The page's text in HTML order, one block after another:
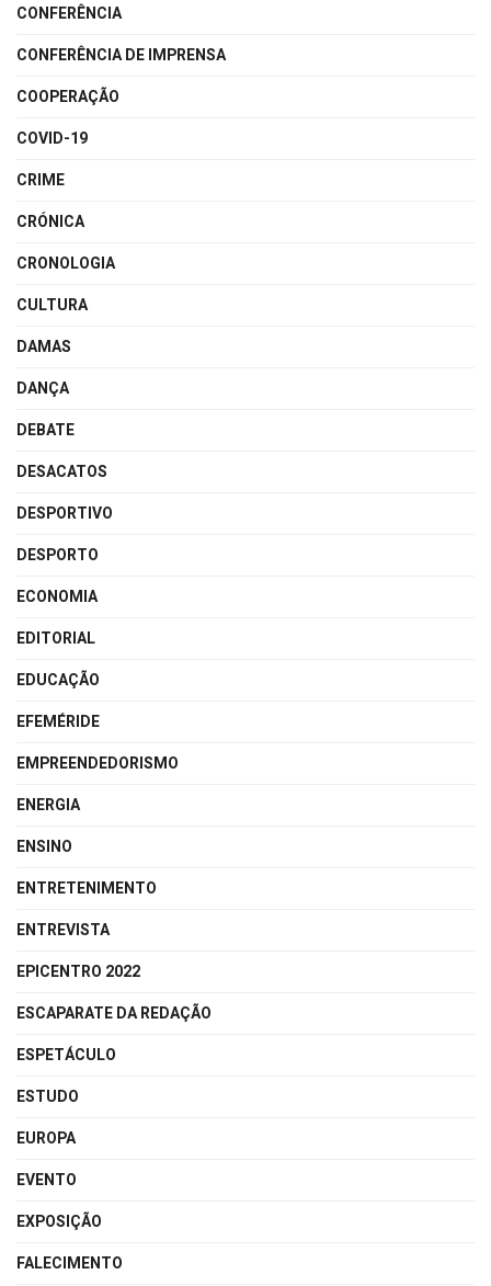
CONFERÊNCIA
CONFERÊNCIA DE IMPRENSA
COOPERAÇÃO
COVID-19
CRIME
CRÓNICA
CRONOLOGIA
CULTURA
DAMAS
DANÇA
DEBATE
DESACATOS
DESPORTIVO
DESPORTO
ECONOMIA
EDITORIAL
EDUCAÇÃO
EFEMÉRIDE
EMPREENDEDORISMO
ENERGIA
ENSINO
ENTRETENIMENTO
ENTREVISTA
EPICENTRO 2022
ESCAPARATE DA REDAÇÃO
ESPETÁCULO
ESTUDO
EUROPA
EVENTO
EXPOSIÇÃO
FALECIMENTO